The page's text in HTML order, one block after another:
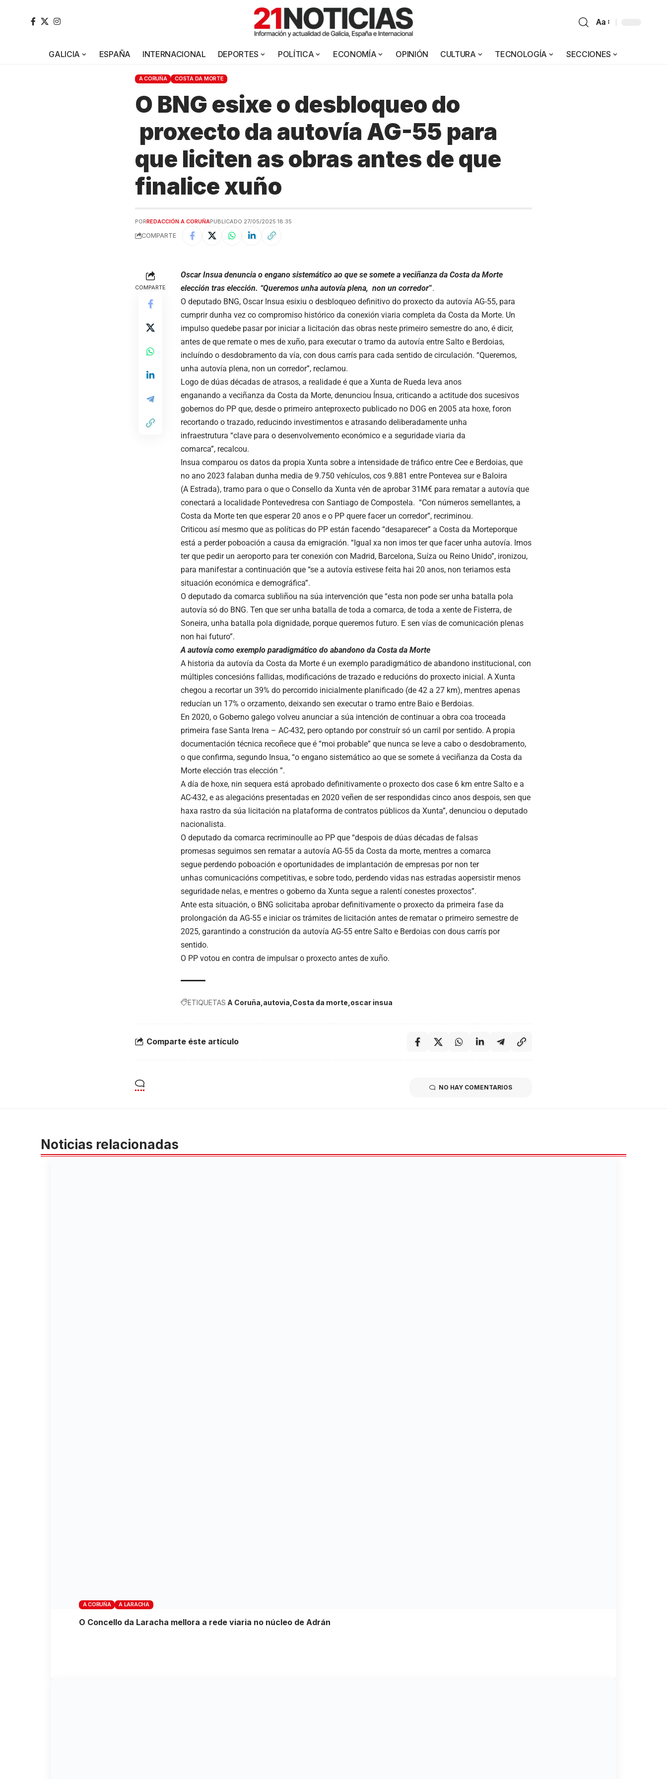
Aa
GALICIA ESPAÑA INTERNACIONAL DEPORTES POLÍTICA ECONOMÍA OPINIÓN CULTURA TECNOLOGÍA SECCIONES
A CORUÑA COSTA DA MORTE
O BNG esixe o desbloqueo do
proxecto da autovía AG-55 para
que liciten as obras antes de que
finalice xuño
PORREDACCIÓN A CORUÑAPUBLICADO 27/05/2025 18:35
COMPARTE
COMPARTE
Oscar Insua denuncia o engano sistemático ao que se somete a veciñanza da Costa da Morte
elección tras elección. “Queremos unha autovía plena, non un corredor”.
O deputado BNG, Oscar Insua esixiu o desbloqueo definitivo do proxecto da autovía AG-55, para
cumprir dunha vez co compromiso histórico da conexión viaria completa da Costa da Morte. Un
impulso quedebe pasar por iniciar a licitación das obras neste primeiro semestre do ano, é dicir,
antes de que remate o mes de xuño, para executar o tramo da autovía entre Salto e Berdoias,
incluíndo o desdobramento da vía, con dous carrís para cada sentido de circulación. “Queremos,
unha autovía plena, non un corredor”, reclamou.
Logo de dúas décadas de atrasos, a realidade é que a Xunta de Rueda leva anos
enganando a veciñanza da Costa da Morte, denunciou Ínsua, criticando a actitude dos sucesivos
gobernos do PP que, desde o primeiro anteproxecto publicado no DOG en 2005 ata hoxe, foron
recortando o trazado, reducindo investimentos e atrasando deliberadamente unha
infraestrutura “clave para o desenvolvemento económico e a seguridade viaria da
comarca”, recalcou.
Insua comparou os datos da propia Xunta sobre a intensidade de tráfico entre Cee e Berdoias, que
no ano 2023 falaban dunha media de 9.750 vehículos, cos 9.881 entre Pontevea sur e Baloira
(A Estrada), tramo para o que o Consello da Xunta vén de aprobar 31M€ para rematar a autovía que
conectará a localidade Pontevedresa con Santiago de Compostela. “Con números semellantes, a
Costa da Morte ten que esperar 20 anos e o PP quere facer un corredor”, recriminou.
Criticou así mesmo que as políticas do PP están facendo “desaparecer” a Costa da Morteporque
está a perder poboación a causa da emigración. “Igual xa non imos ter que facer unha autovía. Imos
ter que pedir un aeroporto para ter conexión con Madrid, Barcelona, Suíza ou Reino Unido”, ironizou,
para manifestar a continuación que “se a autovía estivese feita hai 20 anos, non teriamos esta
situación económica e demográfica”.
O deputado da comarca subliñou na súa intervención que “esta non pode ser unha batalla pola
autovía só do BNG. Ten que ser unha batalla de toda a comarca, de toda a xente de Fisterra, de
Soneira, unha batalla pola dignidade, porque queremos futuro. E sen vías de comunicación plenas
non hai futuro”.
A autovía como exemplo paradigmático do abandono da Costa da Morte
A historia da autovía da Costa da Morte é un exemplo paradigmático de abandono institucional, con
múltiples concesións fallidas, modificacións de trazado e reducións do proxecto inicial. A Xunta
chegou a recortar un 39% do percorrido inicialmente planificado (de 42 a 27 km), mentres apenas
reducían un 17% o orzamento, deixando sen executar o tramo entre Baio e Berdoias.
En 2020, o Goberno galego volveu anunciar a súa intención de continuar a obra coa troceada
primeira fase Santa Irena – AC-432, pero optando por construír só un carril por sentido. A propia
documentación técnica recoñece que é “moi probable” que nunca se leve a cabo o desdobramento,
o que confirma, segundo Insua, “o engano sistemático ao que se somete á veciñanza da Costa da
Morte elección tras elección ”.
A día de hoxe, nin sequera está aprobado definitivamente o proxecto dos case 6 km entre Salto e a
AC-432, e as alegacións presentadas en 2020 veñen de ser respondidas cinco anos despois, sen que
haxa rastro da súa licitación na plataforma de contratos públicos da Xunta”, denunciou o deputado
nacionalista.
O deputado da comarca recriminoulle ao PP que “despois de dúas décadas de falsas
promesas seguimos sen rematar a autovía AG-55 da Costa da morte, mentres a comarca
segue perdendo poboación e oportunidades de implantación de empresas por non ter
unhas comunicacións competitivas, e sobre todo, perdendo vidas nas estradas aopersistir menos
seguridade nelas, e mentres o goberno da Xunta segue a ralentí conestes proxectos”.
Ante esta situación, o BNG solicitaba aprobar definitivamente o proxecto da primeira fase da
prolongación da AG-55 e iniciar os trámites de licitación antes de rematar o primeiro semestre de
2025, garantindo a construción da autovía AG-55 entre Salto e Berdoias con dous carrís por
sentido.
O PP votou en contra de impulsar o proxecto antes de xuño.
ETIQUETAS A Coruña autovia Costa da morte oscar insua
Comparte éste artículo
NO HAY COMENTARIOS
Noticias relacionadas
A CORUÑA A LARACHA
O Concello da Laracha mellora a rede viaria no núcleo de Adrán